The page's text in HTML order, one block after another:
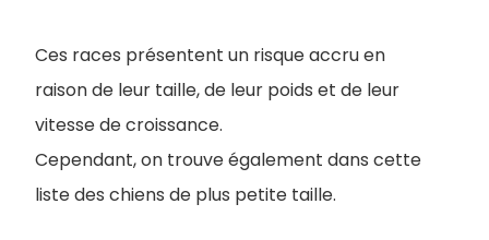
Ces races présentent un risque accru en
raison de leur taille, de leur poids et de leur
vitesse de croissance.
Cependant, on trouve également dans cette
liste des chiens de plus petite taille.